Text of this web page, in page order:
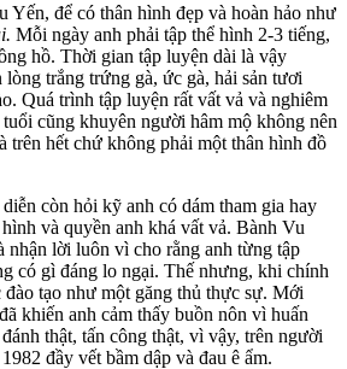
Yến, để có thâ‌n hìn‌h đẹp và hoàn hảo như
Mỗi ngày anh phải tập thể hình 2-3 tiếng,
hồ. Thời gian tập luyện dài là vậy
trắng trứng gà, ức gà, hải sản tươi
Quá trình tập luyện rất vất vả và nghiêm
cũng khuyên người hâm mộ không nên
trên hết chứ không phải một thân hình đồ
còn hỏi kỹ anh có dám tham gia hay
và quyền anh khá vất vả. Bành Vu
nhận lời luôn vì cho rằng anh từng tập
có gì đáng lo ngại. Thế nhưng, khi chính
tạo như một găng thủ thực sự. Mới
khiến anh cảm thấy buồn nôn vì huấn
thật, tấn công thật, vì vậy, trên người
đầy vết bầm dập và đau ê ẩm.